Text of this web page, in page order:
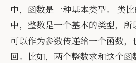
中，函数是一种基本类型。 类
中，整数是一个基本的类型，
可以作为参数传递给一个函数
回。比如，两个整数求和这个